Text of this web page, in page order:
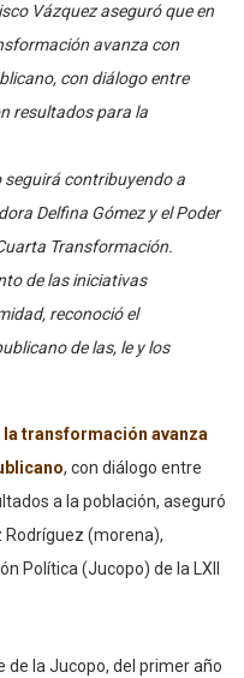
Vázquez aseguró que en
avanza con
con diálogo entre
resultados para la
seguirá contribuyendo a
Delfina Gómez y el Poder
Transformación.
de las iniciativas
reconoció el
de las, le y los
la transformación avanza
, con diálogo entre
a la población, aseguró
Rodríguez (morena),
Política (Jucopo) de la LXII
la Jucopo, del primer año